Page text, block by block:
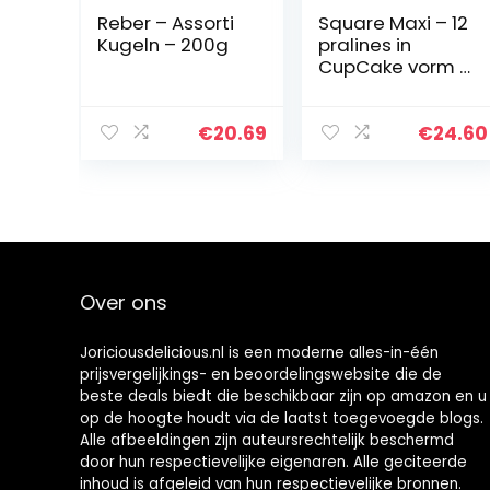
Reber – Assorti
Kugeln – 200g
€20.69
Square Maxi – 12
pralines in
CupCake vorm |
luxe doos |
Mannen |
€24.60
Over ons
Joriciousdelicious.nl is een moderne alles-in-één
prijsvergelijkings- en beoordelingswebsite die de
beste deals biedt die beschikbaar zijn op amazon en u
op de hoogte houdt via de laatst toegevoegde blogs.
Alle afbeeldingen zijn auteursrechtelijk beschermd
door hun respectievelijke eigenaren. Alle geciteerde
inhoud is afgeleid van hun respectievelijke bronnen.